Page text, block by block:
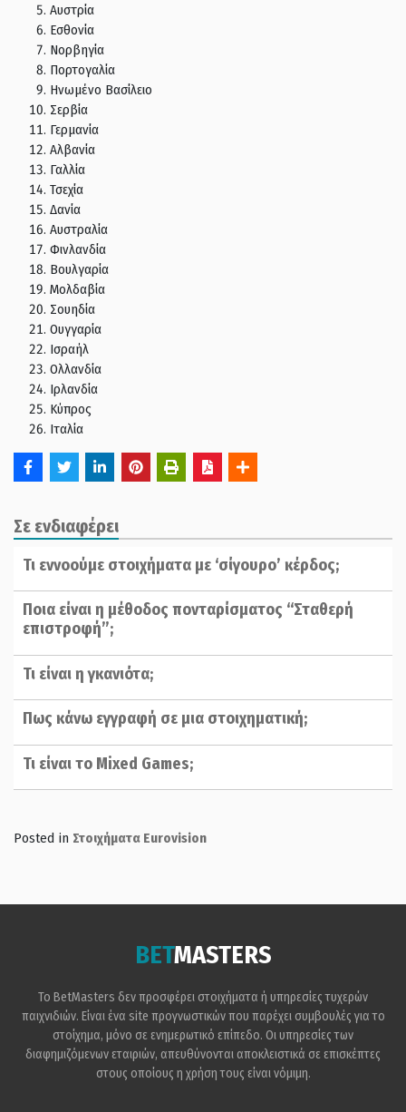
Αυστρία
Εσθονία
Νορβηγία
Πορτογαλία
Ηνωμένο Βασίλειο
Σερβία
Γερμανία
Αλβανία
Γαλλία
Τσεχία
Δανία
Αυστραλία
Φινλανδία
Βουλγαρία
Μολδαβία
Σουηδία
Ουγγαρία
Ισραήλ
Ολλανδία
Ιρλανδία
Κύπρος
Ιταλία
Σε ενδιαφέρει
Τι εννοούμε στοιχήματα με ‘σίγουρο’ κέρδος;
Ποια είναι η μέθοδος πονταρίσματος “Σταθερή
επιστροφή”;
Τι είναι η γκανιότα;
Πως κάνω εγγραφή σε μια στοιχηματική;
Τι είναι το Mixed Games;
Posted in Στοιχήματα Eurovision
BETMASTERS
Το BetMasters δεν προσφέρει στοιχήματα ή υπηρεσίες τυχερών
παιχνιδιών. Είναι ένα site προγνωστικών που παρέχει συμβουλές για το
στοίχημα, μόνο σε ενημερωτικό επίπεδο. Οι υπηρεσίες των
διαφημιζόμενων εταιριών, απευθύνονται αποκλειστικά σε επισκέπτες
στους οποίους η χρήση τους είναι νόμιμη.